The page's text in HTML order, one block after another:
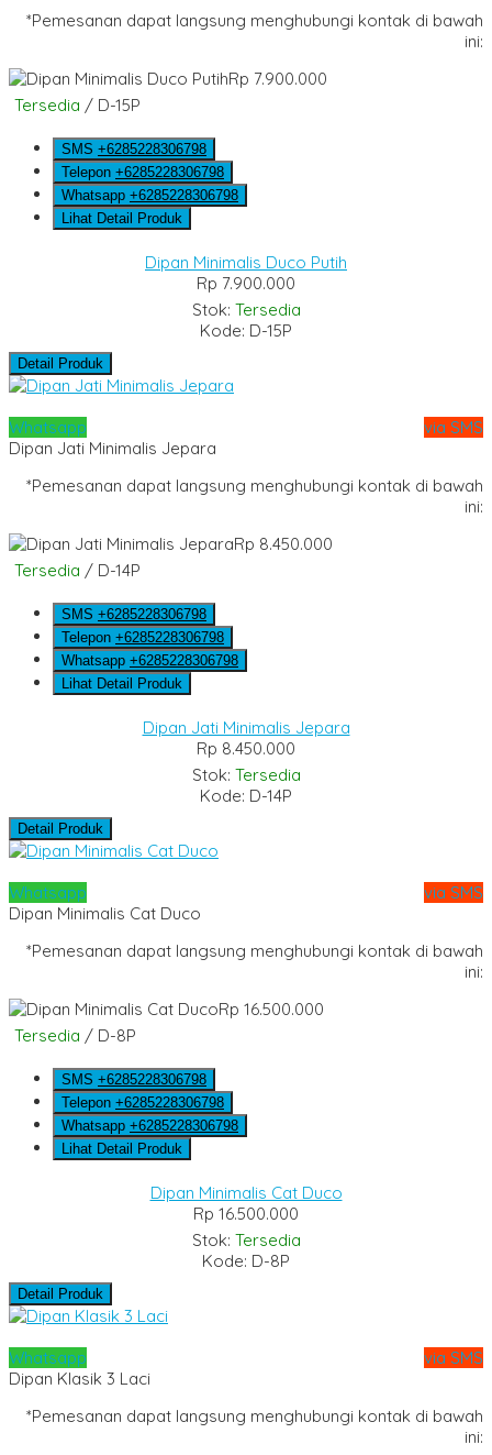
*Pemesanan dapat langsung menghubungi kontak di bawah
ini:
Rp 7.900.000
Tersedia / D-15P
SMS +6285228306798
Telepon +6285228306798
Whatsapp +6285228306798
Lihat Detail Produk
Dipan Minimalis Duco Putih
Rp 7.900.000
Stok: Tersedia
Kode: D-15P
Detail Produk
Whatsapp
via SMS
Dipan Jati Minimalis Jepara
*Pemesanan dapat langsung menghubungi kontak di bawah
ini:
Rp 8.450.000
Tersedia / D-14P
SMS +6285228306798
Telepon +6285228306798
Whatsapp +6285228306798
Lihat Detail Produk
Dipan Jati Minimalis Jepara
Rp 8.450.000
Stok: Tersedia
Kode: D-14P
Detail Produk
Whatsapp
via SMS
Dipan Minimalis Cat Duco
*Pemesanan dapat langsung menghubungi kontak di bawah
ini:
Rp 16.500.000
Tersedia / D-8P
SMS +6285228306798
Telepon +6285228306798
Whatsapp +6285228306798
Lihat Detail Produk
Dipan Minimalis Cat Duco
Rp 16.500.000
Stok: Tersedia
Kode: D-8P
Detail Produk
Whatsapp
via SMS
Dipan Klasik 3 Laci
*Pemesanan dapat langsung menghubungi kontak di bawah
ini: